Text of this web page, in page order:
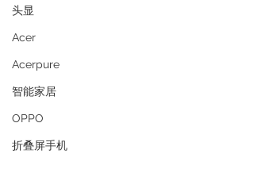
头显
Acer
Acerpure
智能家居
OPPO
折叠屏手机